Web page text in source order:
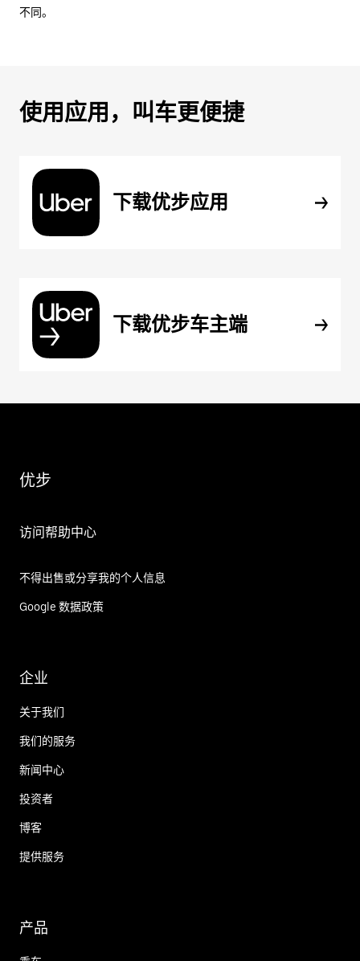
不同。
使用应用，叫车更便捷
下载优步应用
下载优步车主端
优步
访问帮助中心
不得出售或分享我的个人信息
Google 数据政策
企业
关于我们
我们的服务
新闻中心
投资者
博客
提供服务
产品